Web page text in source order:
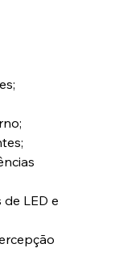
LED e